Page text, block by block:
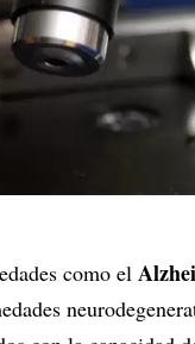
como el